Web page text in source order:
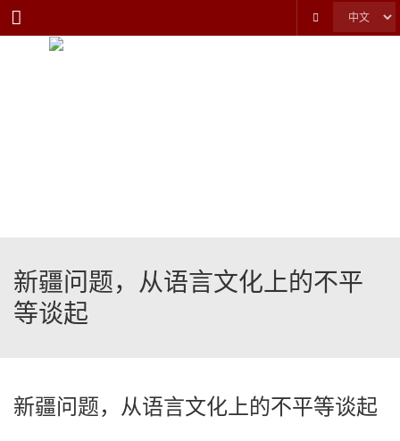
Menu
新疆问题，从语言文化上的不平
等谈起
新疆问题，从语言文化上的不平等谈起